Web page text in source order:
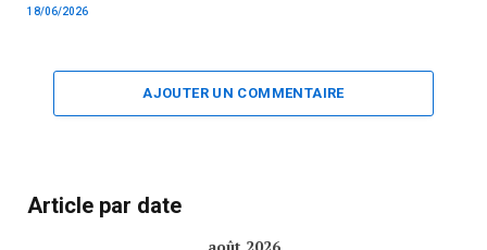
18/06/2026
AJOUTER UN COMMENTAIRE
Article par date